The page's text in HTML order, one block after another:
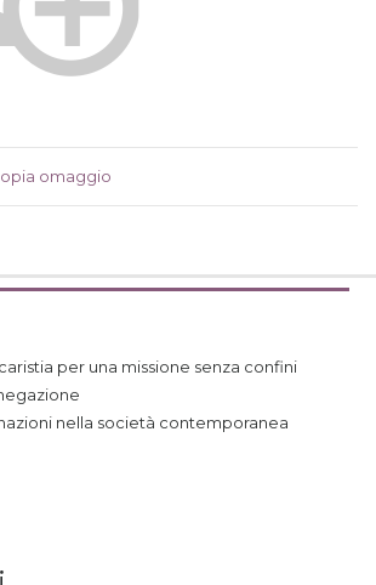
omaggio
per una missione senza confini
nella società contemporanea